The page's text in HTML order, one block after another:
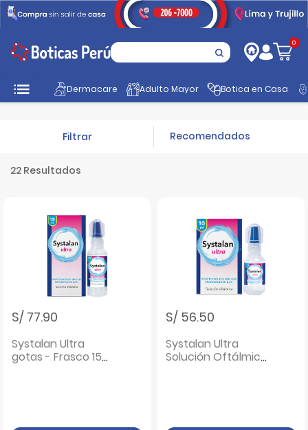
0
Dermacare Adulto Mayor Botica en Casa
Inicio Botica en Casa Oftalmológicos Resequedad Ocular
22 Resultados
Filtrar
S/ 77.90
Systalan Ultra
gotas - Frasco 15
S/ 56.50
Systalan Ultra
Solución Oftálmica